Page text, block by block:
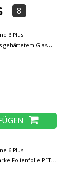
8
6 Plus
gehärtetem Glas
Glas
6 Plus
Folienfolie PET-